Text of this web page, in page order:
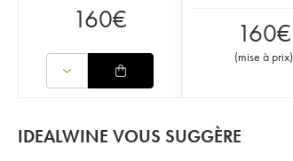
160€ 160€
(mise à prix)
IDEALWINE VOUS SUGGÈRE